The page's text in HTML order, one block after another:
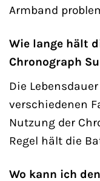
Armband
Wie lange hält
Chronograph
Die
verschiedenen
Nutzung der
Regel hält die
Wo kann ich